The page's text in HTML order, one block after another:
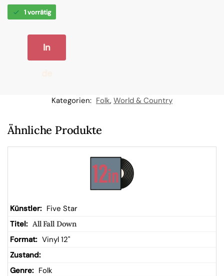
1 vorrätig
In
W
kor
b
Kategorien: Folk, World & Country
Ähnliche Produkte
Five Star
All Fall Down
Vinyl 12"
Folk